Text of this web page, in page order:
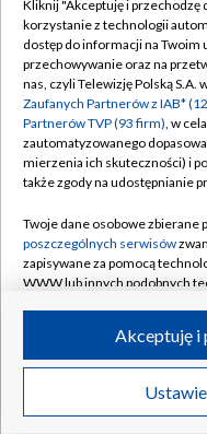
Abonament TVP
Emisja w TVP
Centrum informacji
Naziemna Telewizja
Rada Programowa
System NOS
Informacje o nadawcy
Program dla prasy
Ogłoszenie
©2026
Kliknij "Akceptuję i przechodzę
korzystanie z technologii
dostęp do informacji na
przechowywanie oraz na
nas, czyli Telewizję Polską S.A.
Zaufanych Partnerów z IAB*
Partnerów TVP (93 firm), w
zautomatyzowanego
mierzenia ich skuteczności) i
także zgody na udostępnianie
Twoje dane osobowe zbierane
poszczególnych serwisów
zapisywane za pomocą
WWW lub innych podobnych
ruchu w Internecie.
Twoje dane osobowe zbierane
poszczególnych serwisówna
Akceptuję i